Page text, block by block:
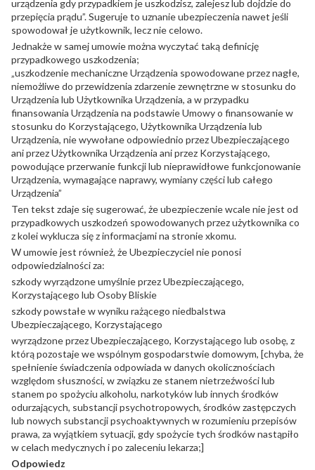
urządzenia gdy przypadkiem je uszkodzisz, zalejesz lub dojdzie do
przepięcia prądu”. Sugeruje to uznanie ubezpieczenia nawet jeśli
spowodował je użytkownik, lecz nie celowo.
Jednakże w samej umowie można wyczytać taką definicję
przypadkowego uszkodzenia;
„uszkodzenie mechaniczne Urządzenia spowodowane przez nagłe,
niemożliwe do przewidzenia zdarzenie zewnętrzne w stosunku do
Urządzenia lub Użytkownika Urządzenia, a w przypadku
finansowania Urządzenia na podstawie Umowy o finansowanie w
stosunku do Korzystającego, Użytkownika Urządzenia lub
Urządzenia, nie wywołane odpowiednio przez Ubezpieczającego
ani przez Użytkownika Urządzenia ani przez Korzystającego,
powodujące przerwanie funkcji lub nieprawidłowe funkcjonowanie
Urządzenia, wymagające naprawy, wymiany części lub całego
Urządzenia”
Ten tekst zdaje się sugerować, że ubezpieczenie wcale nie jest od
przypadkowych uszkodzeń spowodowanych przez użytkownika co
z kolei wyklucza się z informacjami na stronie xkomu.
W umowie jest również, że Ubezpieczyciel nie ponosi
odpowiedzialności za:
szkody wyrządzone umyślnie przez Ubezpieczającego,
Korzystającego lub Osoby Bliskie
szkody powstałe w wyniku rażącego niedbalstwa
Ubezpieczającego, Korzystającego
wyrządzone przez Ubezpieczającego, Korzystającego lub osobę, z
którą pozostaje we wspólnym gospodarstwie domowym, [chyba, że
spełnienie świadczenia odpowiada w danych okolicznościach
względom słuszności, w związku ze stanem nietrzeźwości lub
stanem po spożyciu alkoholu, narkotyków lub innych środków
odurzających, substancji psychotropowych, środków zastępczych
lub nowych substancji psychoaktywnych w rozumieniu przepisów
prawa, za wyjątkiem sytuacji, gdy spożycie tych środków nastąpiło
w celach medycznych i po zaleceniu lekarza;]
Odpowiedz